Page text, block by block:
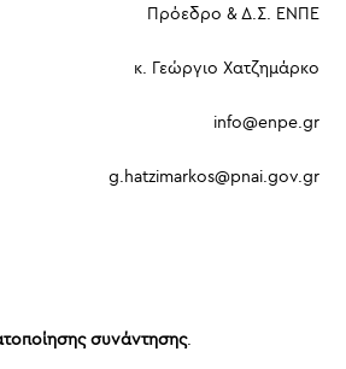
Πρόεδρο & Δ.Σ. ΕΝΠΕ
κ. Γεώργιο Χατζημάρκο
info@enpe.gr
g.hatzimarkos@pnai.gov.gr
συνάντησης.